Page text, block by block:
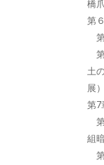
橋
第
第
第
土
展）
第
組
第